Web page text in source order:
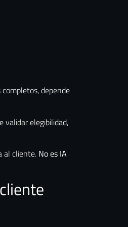
depende
validar elegibilidad,
al cliente. No es IA